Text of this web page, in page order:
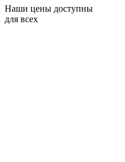
Наши цены доступны
для всех